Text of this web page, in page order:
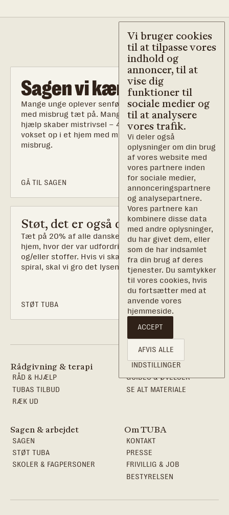
GÅ TIL SAGEN
Sagen vi kæmper for
Mange unge oplever senfølger af deres opvækst
med misbrug tæt på. Manglende anerkendelse og
hjælp skaber mistrivsel – 40% af børn, som er
vokset op i et hjem med misbrug udvikler selv et
misbrug.
STØT TUBA
Støt, det er også din sag
Tæt på 20% af alle danskere er vokset op i et
hjem, hvor der var udfordringer med alkohol
og/eller stoffer. Hvis vi skal bryde den mørke
spiral, skal vi gro det lysende håb.
Rådgivning & terapi
RÅD & HJÆLP
TUBAS TILBUD
RÆK UD
Viden & redskaber
GUIDES & ØVELSER
SE ALT MATERIALE
Sagen & arbejdet
SAGEN
STØT TUBA
SKOLER & FAGPERSONER
Om TUBA
KONTAKT
PRESSE
FRIVILLIG & JOB
BESTYRELSEN
Vi bruger cookies
til at tilpasse vores
indhold og
annoncer, til at
vise dig
funktioner til
sociale medier og
til at analysere
vores trafik.
Vi deler også
oplysninger om din brug
af vores website med
vores partnere inden
for sociale medier,
annonceringspartnere
og analysepartnere.
Vores partnere kan
kombinere disse data
med andre oplysninger,
du har givet dem, eller
som de har indsamlet
fra din brug af deres
tjenester. Du samtykker
til vores cookies, hvis
du fortsætter med at
anvende vores
hjemmeside.
ACCEPT
AFVIS ALLE
INDSTILLINGER